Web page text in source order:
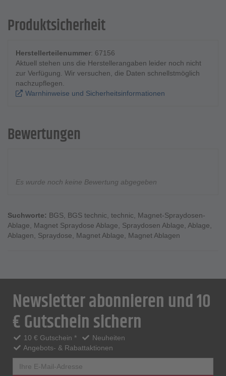
Produktsicherheit
Herstellerteilenummer: 67156
Aktuell stehen uns die Herstellerangaben leider noch nicht
zur Verfügung. Wir versuchen, die Daten schnellstmöglich
nachzupflegen.
Warnhinweise und Sicherheitsinformationen
Bewertungen
Es wurde noch keine Bewertung abgegeben
Suchworte: BGS, BGS technic, technic, Magnet-Spraydosen-
Ablage, Magnet Spraydose Ablage, Spraydosen Ablage, Ablage,
Ablagen, Spraydose, Magnet Ablage, Magnet Ablagen
Newsletter abonnieren und 10
€ Gutschein sichern
10 € Gutschein *
Neuheiten
Angebots- & Rabattaktionen